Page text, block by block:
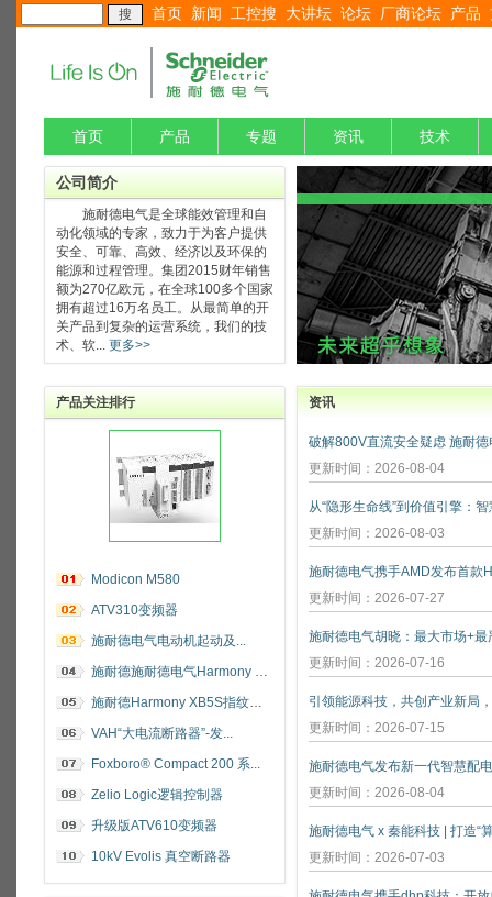
首页 新闻 工控搜 大讲坛 论坛 厂商论坛 产品
首页 产品 专题 资讯 技术
公司简介
施耐德电气是全球能效管理和自
动化领域的专家，致力于为客户提供
安全、可靠、高效、经济以及环保的
能源和过程管理。集团2015财年销售
额为270亿欧元，在全球100多个国家
拥有超过16万名员工。从最简单的开
关产品到复杂的运营系统，我们的技
术、软... 更多>>
产品关注排行
Modicon M580
ATV310变频器
施耐德电气电动机起动及...
施耐德施耐德电气Harmony 指纹开关
施耐德Harmony XB5S指纹识别开关
VAH“大电流断路器”-发...
Foxboro® Compact 200 系...
Zelio Logic逻辑控制器
升级版ATV610变频器
10kV Evolis 真空断路器
资讯
更新时间：2026-08-04
更新时间：2026-08-03
施耐德电气携手AMD发布首款
更新时间：2026-07-27
更新时间：2026-07-16
更新时间：2026-07-15
施耐德电气发布新一代智慧配
更新时间：2026-08-04
施耐德电气 x 秦能科技 | 打造“
更新时间：2026-07-03